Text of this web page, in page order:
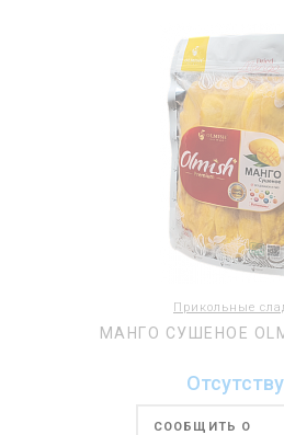
Прикольные
МАНГО СУШЕНОЕ
СООБЩИТЬ О